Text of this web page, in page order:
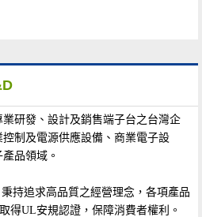
研發、設計及銷售端子台之台灣企
制及電源供應設備、商業電子設
品領域。
持追求高品質之經營理念，各項產品
得UL安規認證，保障消費者權利。